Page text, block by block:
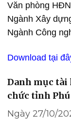
Văn phòng
Ngành Xây
Ngành Công
Download tại
Danh mục tài
chức tỉnh
Ngày 27/10/